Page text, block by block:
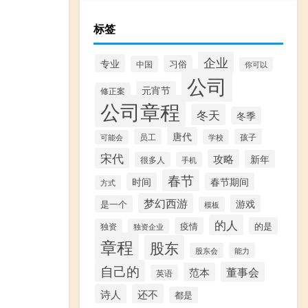
标签
专业 中国 习俗 企业 你可以
修正案 元宵节 公司
公司章程 冬天 冬季
可能会 员工 唐代 学校 孩子
宋代 很多人 手机 攻略 新年
方式 时间 春节 春节期间
是一个 梦幻西游 模板 游戏
独资 独资企业 疫情 的人 的是
章程 股东 股东会 能力
自己的 英语 范本 董事会
诗人 还不 都是